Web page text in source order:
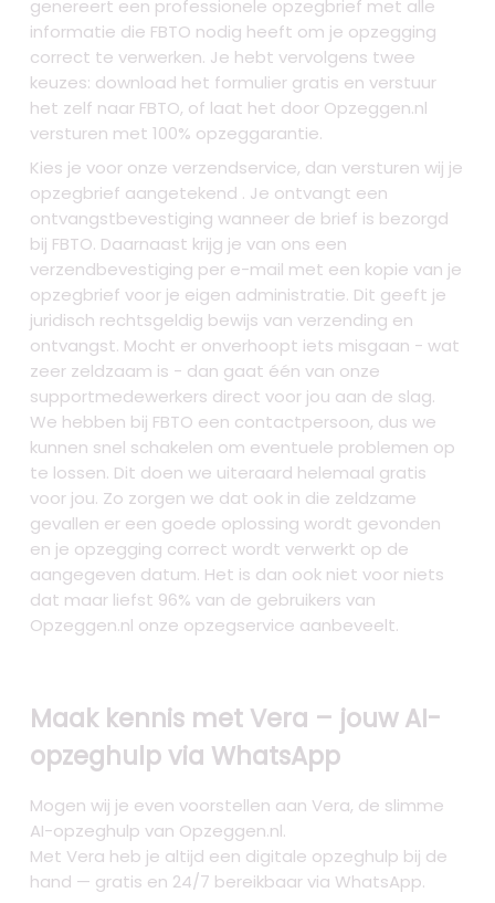
genereert een professionele opzegbrief met alle
informatie die FBTO nodig heeft om je opzegging
correct te verwerken. Je hebt vervolgens twee
keuzes: download het formulier gratis en verstuur
het zelf naar FBTO, of laat het door Opzeggen.nl
versturen met 100% opzeggarantie.
Kies je voor onze verzendservice, dan versturen wij je
opzegbrief aangetekend . Je ontvangt een
ontvangstbevestiging wanneer de brief is bezorgd
bij FBTO. Daarnaast krijg je van ons een
verzendbevestiging per e-mail met een kopie van je
opzegbrief voor je eigen administratie. Dit geeft je
juridisch rechtsgeldig bewijs van verzending en
ontvangst. Mocht er onverhoopt iets misgaan - wat
zeer zeldzaam is - dan gaat één van onze
supportmedewerkers direct voor jou aan de slag.
We hebben bij FBTO een contactpersoon, dus we
kunnen snel schakelen om eventuele problemen op
te lossen. Dit doen we uiteraard helemaal gratis
voor jou. Zo zorgen we dat ook in die zeldzame
gevallen er een goede oplossing wordt gevonden
en je opzegging correct wordt verwerkt op de
aangegeven datum. Het is dan ook niet voor niets
dat maar liefst 96% van de gebruikers van
Opzeggen.nl onze opzegservice aanbeveelt.
Maak kennis met Vera – jouw AI-
opzeghulp via WhatsApp
Mogen wij je even voorstellen aan Vera, de slimme
AI-opzeghulp van Opzeggen.nl.
Met Vera heb je altijd een digitale opzeghulp bij de
hand — gratis en 24/7 bereikbaar via WhatsApp.